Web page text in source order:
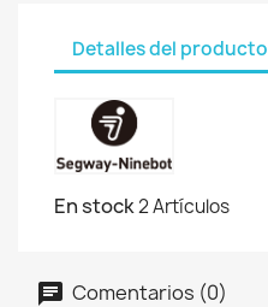
Detalles del producto
En stock2 Artículos
Comentarios (0)